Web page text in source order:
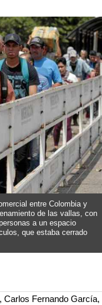
entre Colombia y
de las vallas, con
a un espacio
que estaba cerrado
Carlos Fernando García,